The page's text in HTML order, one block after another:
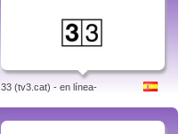
33 (tv3.cat) - en línea-